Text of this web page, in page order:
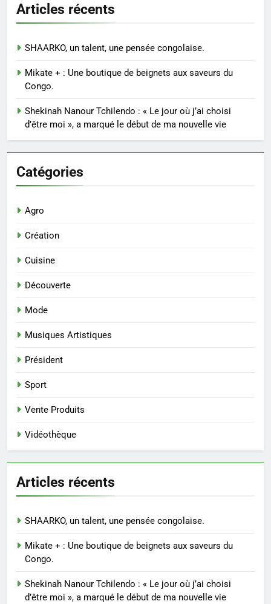
Articles récents
SHAARKO, un talent, une pensée congolaise.
Mikate + : Une boutique de beignets aux saveurs du
Congo.
Shekinah Nanour Tchilendo : « Le jour où j’ai choisi
d’être moi », a marqué le début de ma nouvelle vie
Catégories
Agro
Création
Cuisine
Découverte
Mode
Musiques Artistiques
Président
Sport
Vente Produits
Vidéothèque
Articles récents
SHAARKO, un talent, une pensée congolaise.
Mikate + : Une boutique de beignets aux saveurs du
Congo.
Shekinah Nanour Tchilendo : « Le jour où j’ai choisi
d’être moi », a marqué le début de ma nouvelle vie